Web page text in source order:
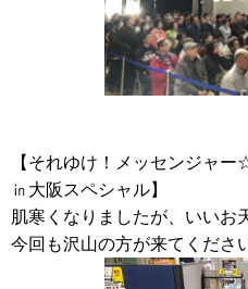
【それゆけ！メッセンジャ
㏌大阪スペシャル】
肌寒くなりましたが、いいお
今回も沢山の方が来てくださ